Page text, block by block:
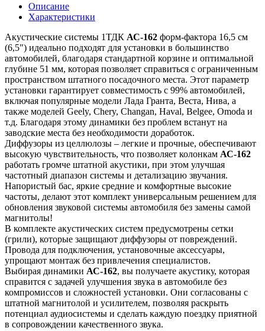
Описание
Характеристики
Акустические системы 1ТДК АС-162 форм-фактора 16,5 см
(6,5") идеально подходят для установки в большинство
автомобилей, благодаря стандартной корзине и оптимальной
глубине 51 мм, которая позволяет справиться с ограниченным
пространством штатного посадочного места. Этот параметр
установки гарантирует совместимость с 99% автомобилей,
включая популярные модели Лада Гранта, Веста, Нива, а
также моделей Geely, Chery, Changan, Haval, Belgee, Omoda и
т.д. Благодаря этому динамики без проблем встанут на
заводские места без необходимости доработок.
Диффузоры из целлюлозы – легкие и прочные, обеспечивают
высокую чувствительность, что позволяет колонкам АС-162
работать громче штатной акустики, при этом улучшая
частотный диапазон системы и детализацию звучания.
Напористый бас, яркие средние и комфортные высокие
частоты, делают этот комплект универсальным решением для
обновления звуковой системы автомобиля без замены самой
магнитолы!
В комплекте акустических систем предусмотрены сетки
(грили), которые защищают диффузоры от повреждений.
Провода для подключения, установочные аксессуары,
упрощают монтаж без привлечения специалистов.
Выбирая динамики АС-162, вы получаете акустику, которая
справится с задачей улучшения звука в автомобиле без
компромиссов и сложностей установки. Они согласованы с
штатной магнитолой и усилителем, позволяя раскрыть
потенциал аудиосистемы и сделать каждую поездку приятной
в сопровождении качественного звука.